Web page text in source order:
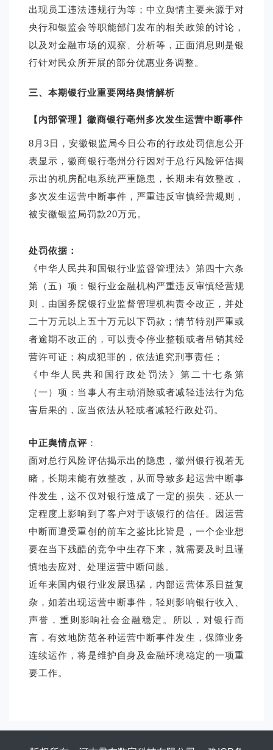
出现员工违法违规行为等；中立舆情主要来源于对
央行和银监会等职能部门发布的相关政策的讨论，
以及对金融市场的观察、分析等，正面消息则是银
行针对民众所开展的部分优惠业务调整。
三、本期银行业重要网络舆情解析
【内部管理】 徽商银行亳州多次发生运营中断事件
8 月3日，安徽银监局今日公布的行政处罚信息公开
表显示，徽商银行亳州分行因对于总行风险评估揭
示出的机房配电系统严重隐患，长期未有效整改，
多次发生运营中断事件，严重违反审慎经营规则，
被安徽银监局罚款20万元。
处罚依据：
《中华人民共和国银行业监督管理法》第四十六条
第（五）项：银行业金融机构严重违反审慎经营规
则
，由国务院银行业监督管理机构责令改正，并处
二十万元以上五十万元以下罚款；情节特别严重或
者逾期不改正的，可以责令停业整顿或者吊销其经
营许可证；构成犯罪的，依法追究刑事责任；
《中华人民共和国行政处罚法》第二十七条第
（一）项：当事人有主动消除或者减轻违法行为危
害后果的，应当依法从轻或者减轻行政处罚。
中正舆情点评 ：
面对总行风险评估揭示出的隐患，徽州银行视若无
睹，长期未能有效整改，从而导致多起运营中断事
件发生，这不仅对银行造成了一定的损失，还从一
定程度上影响到了客户对于该银行的信任。因运营
中断而遭受重创的前车之鉴比比皆是，一个企业想
要在当下残酷的竞争中生存下来，就需要及时且谨
慎地去应对、处理运营中断问题。
近年来国内银行业发展迅猛，内部运营体系日益复
杂，如若出现运营中断事件，轻则影响银行收入、
声誉，重则影响社会金融稳定。所以，对银行而
言，有效地防范各种运营中断事件发生，保障业务
连续运作，将是维护自身及金融环境稳定的一项重
要工作。